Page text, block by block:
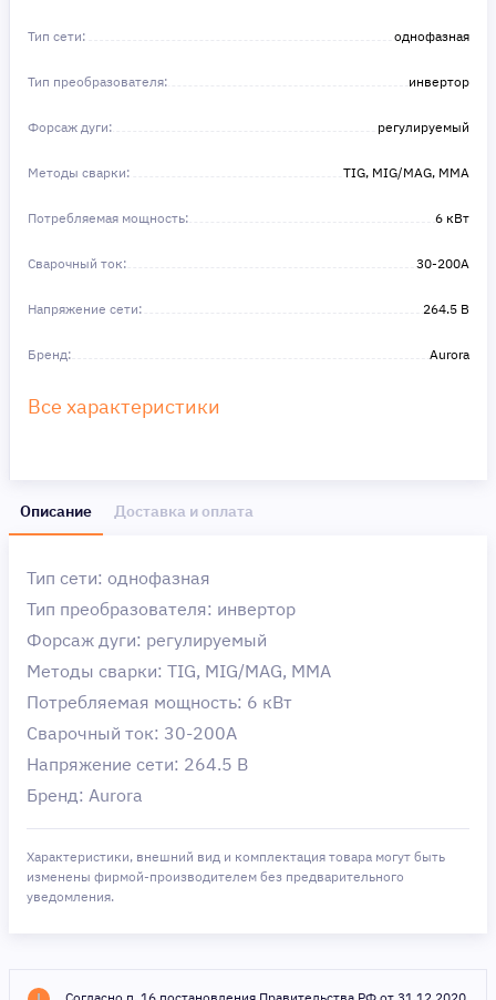
Тип сети: однофазная
Тип преобразователя: инвертор
Форсаж дуги: регулируемый
Методы сварки: TIG, МIG/МAG, MMA
Потребляемая мощность: 6 кВт
Сварочный ток: 30-200A
Напряжение сети: 264.5 В
Бренд: Aurora
Все характеристики
Описание Доставка и оплата
Тип сети: однофазная
Тип преобразователя: инвертор
Форсаж дуги: регулируемый
Методы сварки: TIG, МIG/МAG, MMA
Потребляемая мощность: 6 кВт
Сварочный ток: 30-200A
Напряжение сети: 264.5 В
Бренд: Aurora
Характеристики, внешний вид и комплектация товара могут быть
изменены фирмой-производителем без предварительного
уведомления.